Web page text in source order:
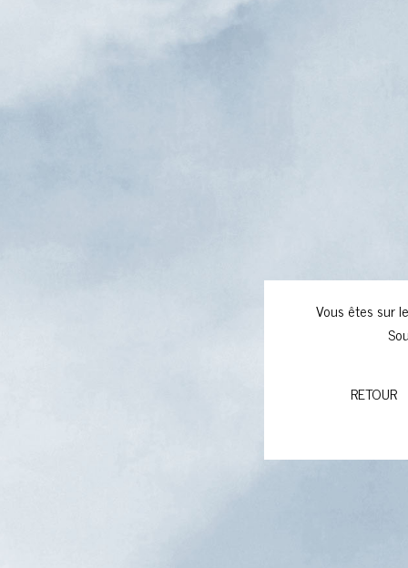
Vous êtes sur
RETOUR